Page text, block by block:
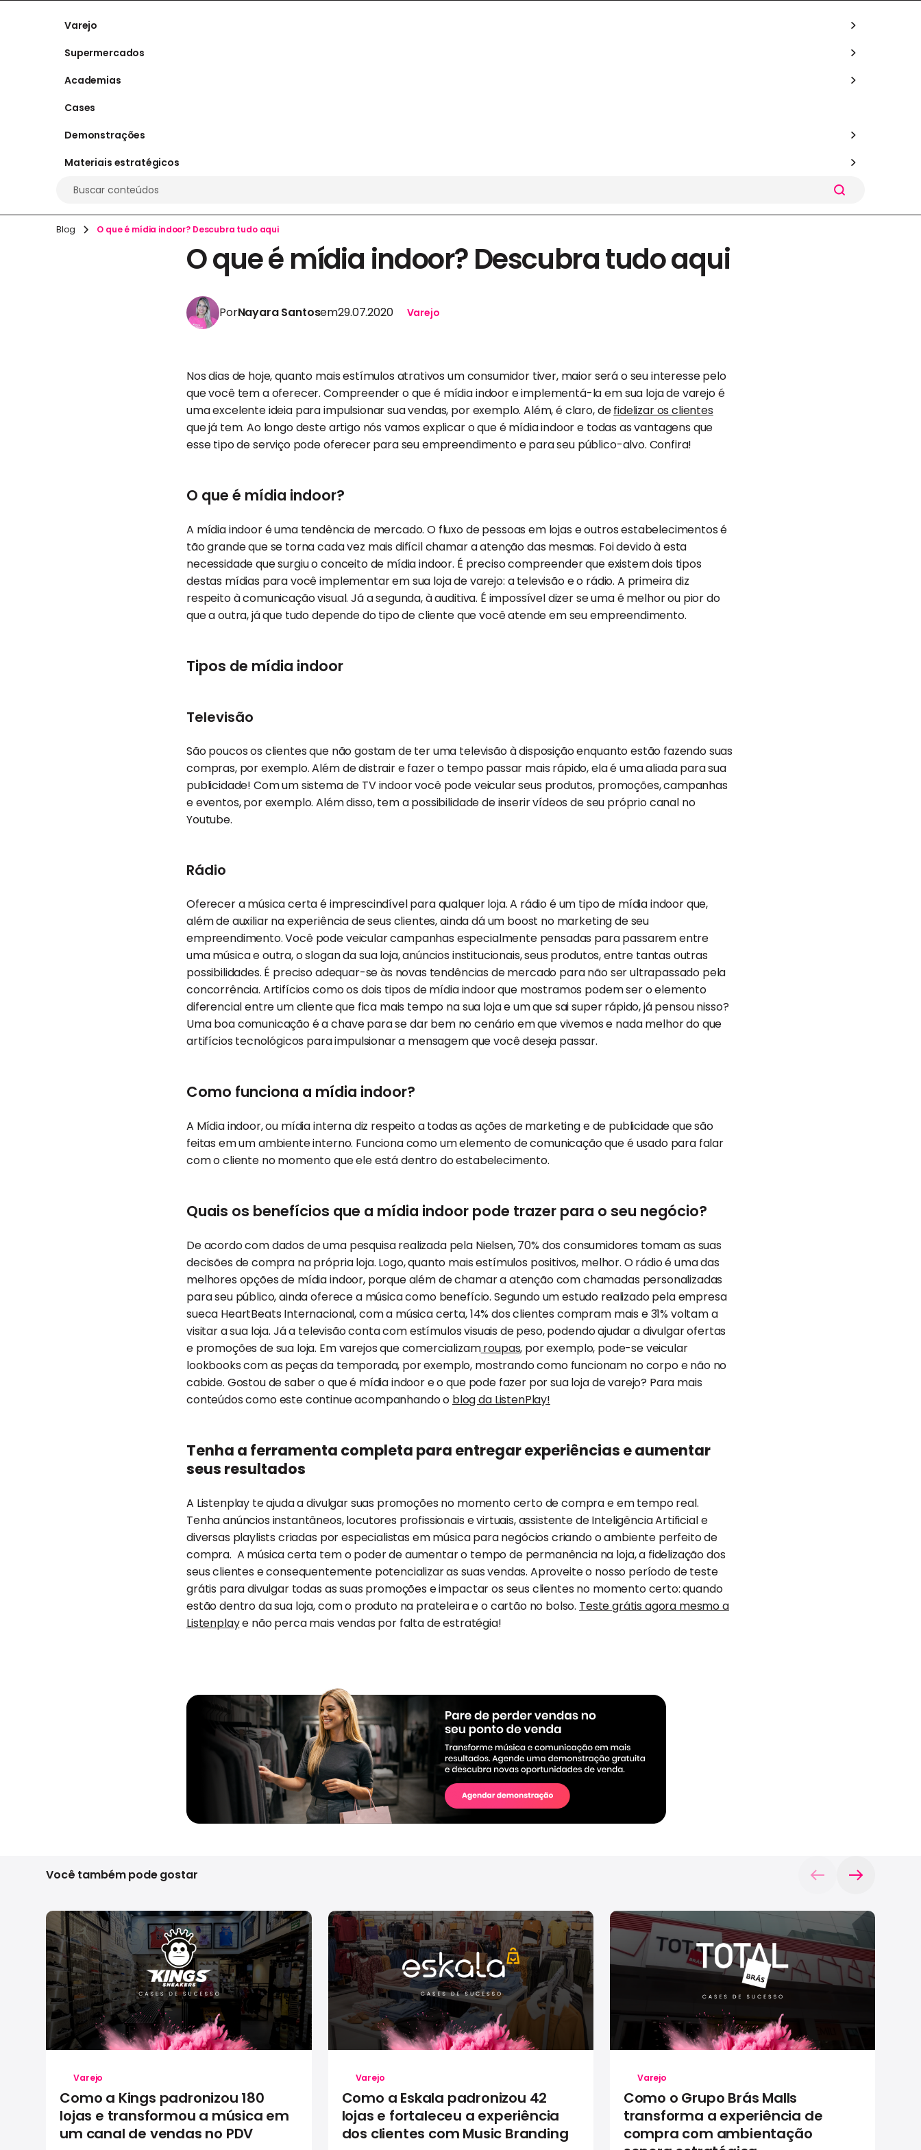
Varejo
Supermercados
Academias
Cases
Demonstrações
Materiais estratégicos
Buscar conteúdos
Blog O que é mídia indoor? Descubra tudo aqui
O que é mídia indoor? Descubra tudo aqui
PorNayara Santosem29.07.2020 Varejo
Nos dias de hoje, quanto mais estímulos atrativos um consumidor tiver, maior será o seu interesse pelo
que você tem a oferecer. Compreender o que é mídia indoor e implementá-la em sua loja de varejo é
uma excelente ideia para impulsionar sua vendas, por exemplo. Além, é claro, defidelizar os clientes
que já tem. Ao longo deste artigo nós vamos explicar o que é mídia indoor e todas as vantagens que
esse tipo de serviço pode oferecer para seu empreendimento e para seu público-alvo. Confira!
O que é mídia indoor?
A mídia indoor é uma tendência de mercado. O fluxo de pessoas em lojas e outros estabelecimentos é
tão grande que se torna cada vez mais difícil chamar a atenção das mesmas. Foi devido à esta
necessidade que surgiu o conceito de mídia indoor. É preciso compreender que existem dois tipos
destas mídias para você implementar em sua loja de varejo: a televisão e o rádio. A primeira diz
respeito à comunicação visual. Já a segunda, à auditiva. É impossível dizer se uma é melhor ou pior do
que a outra, já que tudo depende do tipo de cliente que você atende em seu empreendimento.
Tipos de mídia indoor
Televisão
São poucos os clientes que não gostam de ter uma televisão à disposição enquanto estão fazendo suas
compras, por exemplo. Além de distrair e fazer o tempo passar mais rápido, ela é uma aliada para sua
publicidade! Com um sistema de TV indoor você pode veicular seus produtos, promoções, campanhas
e eventos, por exemplo. Além disso, tem a possibilidade de inserir vídeos de seu próprio canal no
Youtube.
Rádio
Oferecer a música certa é imprescindível para qualquer loja. A rádio é um tipo de mídia indoor que,
além de auxiliar na experiência de seus clientes, ainda dá um boost no marketing de seu
empreendimento. Você pode veicular campanhas especialmente pensadas para passarem entre
uma música e outra, o slogan da sua loja, anúncios institucionais, seus produtos, entre tantas outras
possibilidades. É preciso adequar-se às novas tendências de mercado para não ser ultrapassado pela
concorrência. Artifícios como os dois tipos de mídia indoor que mostramos podem ser o elemento
diferencial entre um cliente que fica mais tempo na sua loja e um que sai super rápido, já pensou nisso?
Uma boa comunicação é a chave para se dar bem no cenário em que vivemos e nada melhor do que
artifícios tecnológicos para impulsionar a mensagem que você deseja passar.
Como funciona a mídia indoor?
A Mídia indoor, ou mídia interna diz respeito a todas as ações de marketing e de publicidade que são
feitas em um ambiente interno. Funciona como um elemento de comunicação que é usado para falar
com o cliente no momento que ele está dentro do estabelecimento.
Quais os benefícios que a mídia indoor pode trazer para o seu negócio?
De acordo com dados de uma pesquisa realizada pela Nielsen, 70% dos consumidores tomam as suas
decisões de compra na própria loja. Logo, quanto mais estímulos positivos, melhor. O rádio é uma das
melhores opções de mídia indoor, porque além de chamar a atenção com chamadas personalizadas
para seu público, ainda oferece a música como benefício. Segundo um estudo realizado pela empresa
sueca HeartBeats Internacional, com a música certa, 14% dos clientes compram mais e 31% voltam a
visitar a sua loja. Já a televisão conta com estímulos visuais de peso, podendo ajudar a divulgar ofertas
e promoções de sua loja. Em varejos que comercializamroupas, por exemplo, pode-se veicular
lookbooks com as peças da temporada, por exemplo, mostrando como funcionam no corpo e não no
cabide. Gostou de saber o que é mídia indoor e o que pode fazer por sua loja de varejo? Para mais
conteúdos como este continue acompanhando o blog da ListenPlay!
Tenha a ferramenta completa para entregar experiências e aumentar
seus resultados
A Listenplay te ajuda a divulgar suas promoções no momento certo de compra e em tempo real.
Tenha anúncios instantâneos, locutores profissionais e virtuais, assistente de Inteligência Artificial e
diversas playlists criadas por especialistas em música para negócios criando o ambiente perfeito de
compra. A música certa tem o poder de aumentar o tempo de permanência na loja, a fidelização dos
seus clientes e consequentemente potencializar as suas vendas. Aproveite o nosso período de teste
grátis para divulgar todas as suas promoções e impactar os seus clientes no momento certo: quando
estão dentro da sua loja, com o produto na prateleira e o cartão no bolso. Teste grátis agora mesmo a
Listenplaye não perca mais vendas por falta de estratégia!
Varejo
Como a Kings padronizou 180
lojas e transformou a música em
um canal de vendas no PDV
Varejo
Como a Eskala padronizou 42
lojas e fortaleceu a experiência
dos clientes com Music Branding
Varejo
Como o Grupo Brás Malls
transforma a experiência de
compra com ambientação
Você também pode gostar